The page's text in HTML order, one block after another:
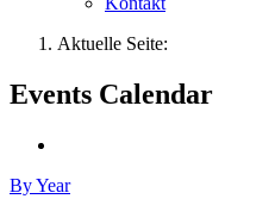
Aktuelle Seite:
Events Calendar
By Year